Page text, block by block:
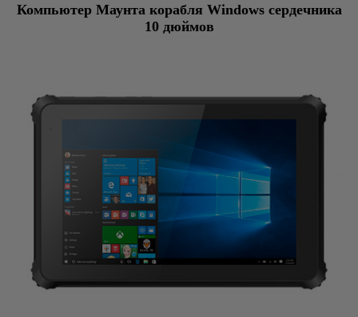
Компьютер Маунта корабля Windows сердечника
10 дюймов